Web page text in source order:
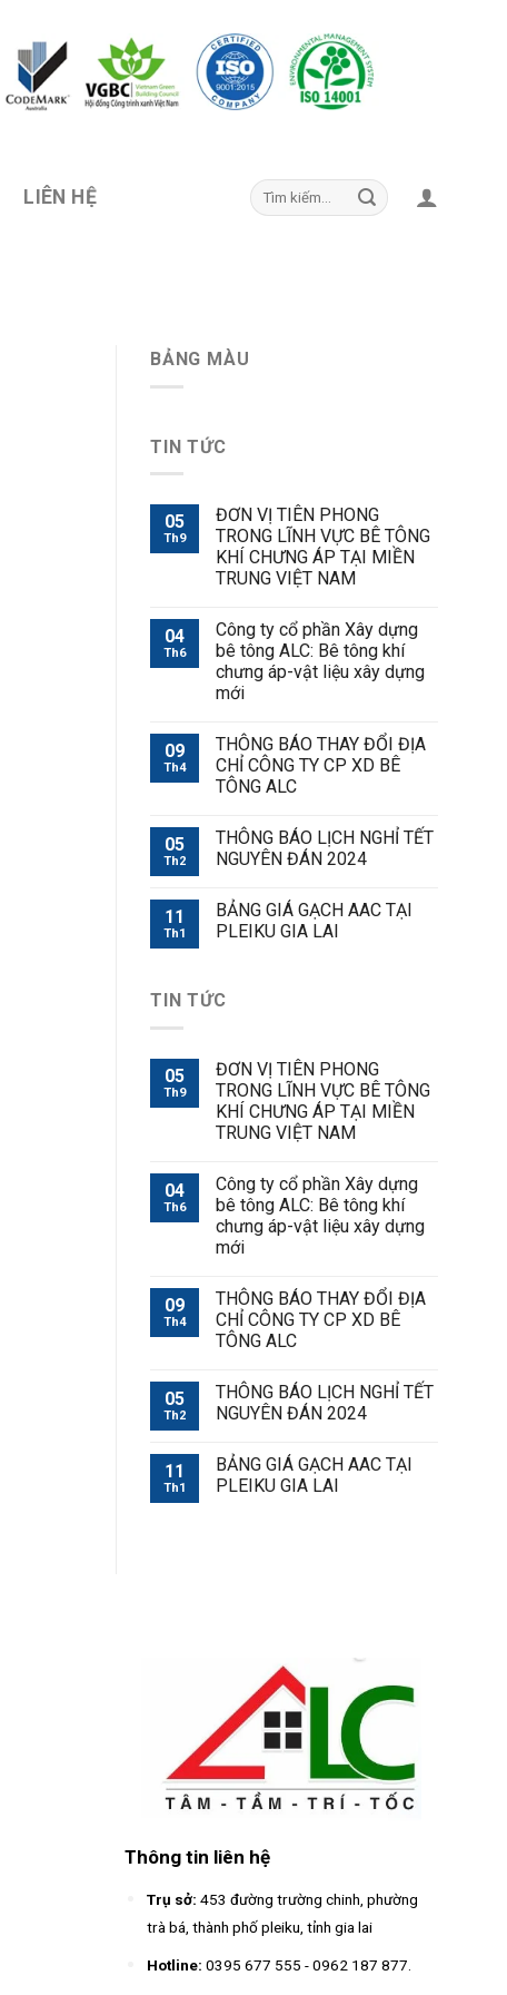
LIÊN HỆ
BẢNG MÀU
TIN TỨC
05
Th9
ĐƠN VỊ TIÊN PHONG
TRONG LĨNH VỰC BÊ TÔNG
KHÍ CHƯNG ÁP TẠI MIỀN
TRUNG VIỆT NAM
04
Th6
Công ty cổ phần Xây dựng
bê tông ALC: Bê tông khí
chưng áp-vật liệu xây dựng
mới
09
Th4
THÔNG BÁO THAY ĐỔI ĐỊA
CHỈ CÔNG TY CP XD BÊ
TÔNG ALC
05
Th2
THÔNG BÁO LỊCH NGHỈ TẾT
NGUYÊN ĐÁN 2024
11
Th1
BẢNG GIÁ GẠCH AAC TẠI
PLEIKU GIA LAI
TIN TỨC
05
Th9
ĐƠN VỊ TIÊN PHONG
TRONG LĨNH VỰC BÊ TÔNG
KHÍ CHƯNG ÁP TẠI MIỀN
TRUNG VIỆT NAM
04
Th6
Công ty cổ phần Xây dựng
bê tông ALC: Bê tông khí
chưng áp-vật liệu xây dựng
mới
09
Th4
THÔNG BÁO THAY ĐỔI ĐỊA
CHỈ CÔNG TY CP XD BÊ
TÔNG ALC
05
Th2
THÔNG BÁO LỊCH NGHỈ TẾT
NGUYÊN ĐÁN 2024
11
Th1
BẢNG GIÁ GẠCH AAC TẠI
PLEIKU GIA LAI
Thông tin liên hệ
Trụ sở: 453 đường trường chinh, phường
trà bá, thành phố pleiku, tỉnh gia lai
Hotline: 0395 677 555 -0962 187 877.